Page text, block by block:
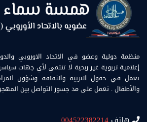
منظمة دولية وعضو في الاتحاد الاوروبي
إعلامية تربوية غير ربحية لا تنتمي لأي جهات
تعمل في حقول التربية والثقافة وشؤون
والأطفال . تعمل على مد جسور التواصل بين المهجر